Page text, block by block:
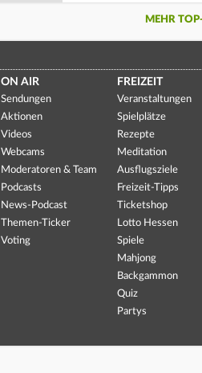
MEHR
ON AIR
Sendungen
Aktionen
Videos
Webcams
Moderatoren & Team
Podcasts
News-Podcast
Themen-Ticker
Voting
FREIZEIT
Veranstaltungen
Spielplätze
Rezepte
Meditation
Ausflugsziele
Freizeit-Tipps
Ticketshop
Lotto Hessen
Spiele
Mahjong
Backgammon
Quiz
Partys